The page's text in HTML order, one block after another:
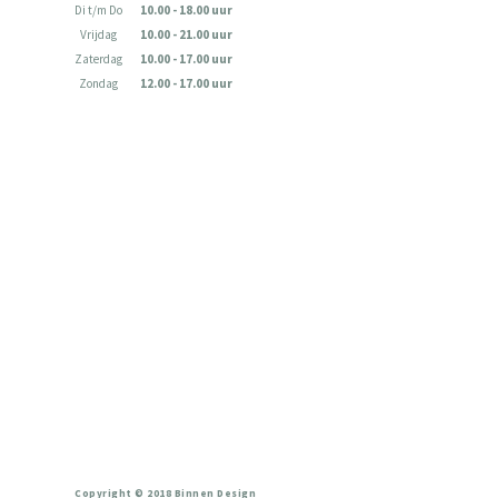
Di t/m Do
Vrijdag
Zaterdag
Zondag
10.00 - 18.00 uur
10.00 - 21.00 uur
10.00 - 17.00 uur
12.00 - 17.00 uur
Copyright © 2018 Binnen Design